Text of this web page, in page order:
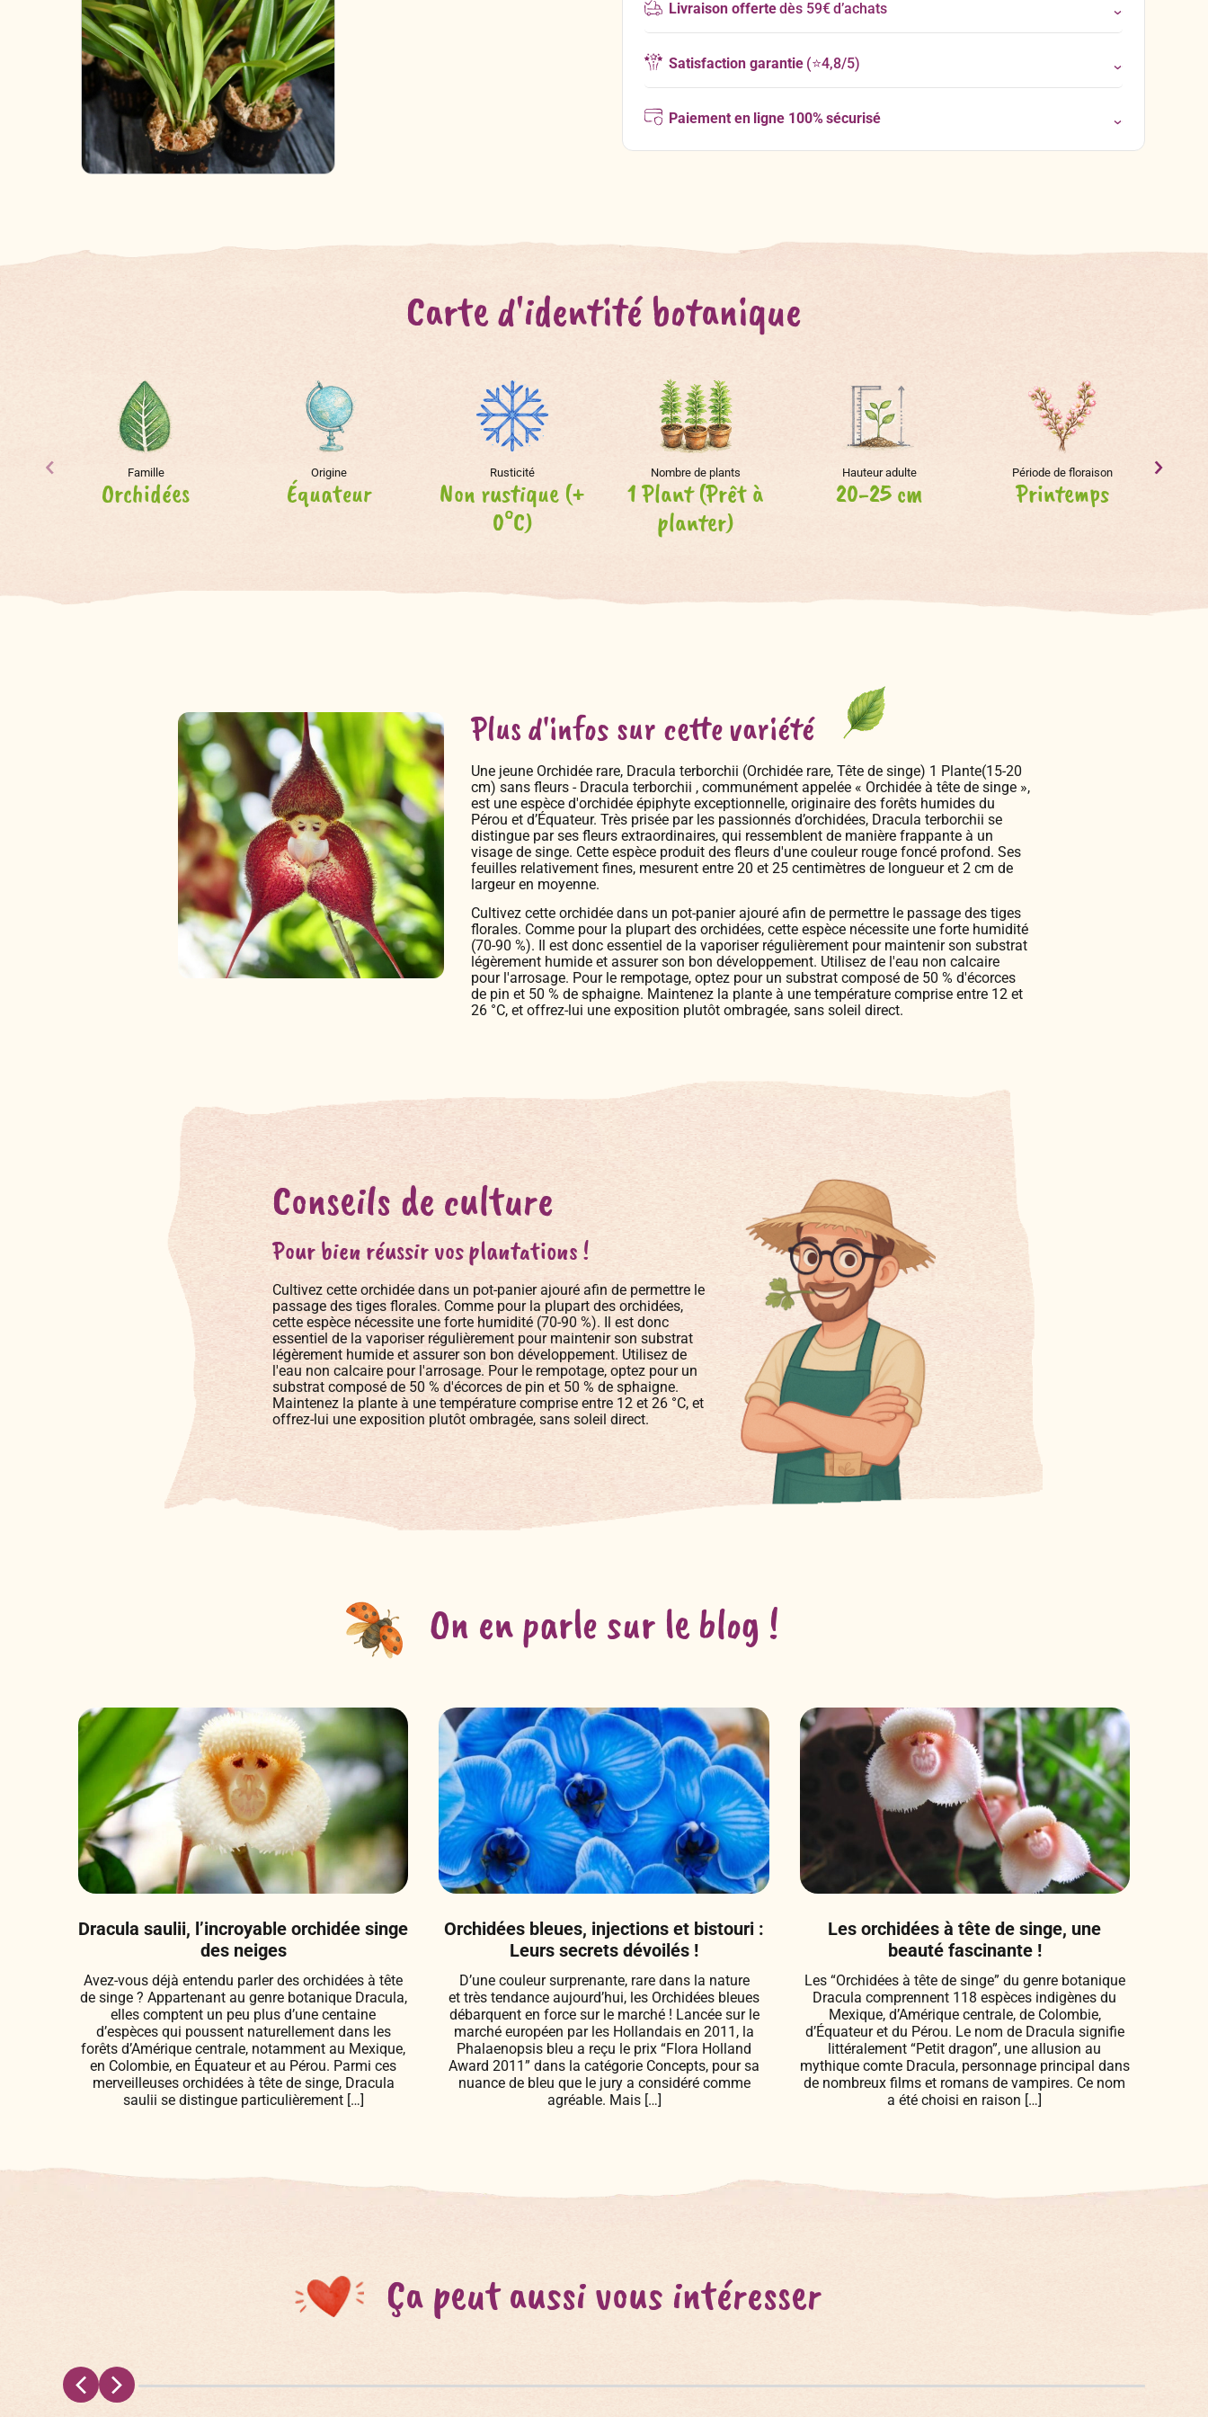
Livraison offertedès 59€ d’achats
Satisfaction garantie(⭐4,8/5)
Paiement en ligne 100% sécurisé
Carte d'identité botanique
Famille
Orchidées
Origine
Équateur
Rusticité
Non rustique (+
0°C)
Nombre de plants
1 Plant (Prêt à
planter)
Hauteur adulte
20-25 cm
Période de floraison
Printemps
Plus d'infos sur cette variété
Une jeune Orchidée rare, Dracula terborchii (Orchidée rare, Tête de singe) 1 Plante(15-20
cm) sans fleurs - Dracula terborchii , communément appelée « Orchidée à tête de singe »,
est une espèce d'orchidée épiphyte exceptionnelle, originaire des forêts humides du
Pérou et d’Équateur. Très prisée par les passionnés d’orchidées, Dracula terborchii se
distingue par ses fleurs extraordinaires, qui ressemblent de manière frappante à un
visage de singe. Cette espèce produit des fleurs d'une couleur rouge foncé profond. Ses
feuilles relativement fines, mesurent entre 20 et 25 centimètres de longueur et 2 cm de
largeur en moyenne.
Cultivez cette orchidée dans un pot-panier ajouré afin de permettre le passage des tiges
florales. Comme pour la plupart des orchidées, cette espèce nécessite une forte humidité
(70-90 %). Il est donc essentiel de la vaporiser régulièrement pour maintenir son substrat
légèrement humide et assurer son bon développement. Utilisez de l'eau non calcaire
pour l'arrosage. Pour le rempotage, optez pour un substrat composé de 50 % d'écorces
de pin et 50 % de sphaigne. Maintenez la plante à une température comprise entre 12 et
26 °C, et offrez-lui une exposition plutôt ombragée, sans soleil direct.
Conseils de culture
Pour bien réussir vos plantations !
Cultivez cette orchidée dans un pot-panier ajouré afin de permettre le
passage des tiges florales. Comme pour la plupart des orchidées,
cette espèce nécessite une forte humidité (70-90 %). Il est donc
essentiel de la vaporiser régulièrement pour maintenir son substrat
légèrement humide et assurer son bon développement. Utilisez de
l'eau non calcaire pour l'arrosage. Pour le rempotage, optez pour un
substrat composé de 50 % d'écorces de pin et 50 % de sphaigne.
Maintenez la plante à une température comprise entre 12 et 26 °C, et
offrez-lui une exposition plutôt ombragée, sans soleil direct.
On en parle sur le blog !
Dracula saulii, l’incroyable orchidée singe
des neiges
Avez-vous déjà entendu parler des orchidées à tête
de singe ? Appartenant au genre botanique Dracula,
elles comptent un peu plus d’une centaine
d’espèces qui poussent naturellement dans les
forêts d’Amérique centrale, notamment au Mexique,
en Colombie, en Équateur et au Pérou. Parmi ces
merveilleuses orchidées à tête de singe, Dracula
saulii se distingue particulièrement […]
Orchidées bleues, injections et bistouri :
Leurs secrets dévoilés !
D’une couleur surprenante, rare dans la nature
et très tendance aujourd’hui, les Orchidées bleues
débarquent en force sur le marché ! Lancée sur le
marché européen par les Hollandais en 2011, la
Phalaenopsis bleu a reçu le prix “Flora Holland
Award 2011” dans la catégorie Concepts, pour sa
nuance de bleu que le jury a considéré comme
agréable. Mais […]
Les orchidées à tête de singe, une
beauté fascinante !
Les “Orchidées à tête de singe” du genre botanique
Dracula comprennent 118 espèces indigènes du
Mexique, d’Amérique centrale, de Colombie,
d’Équateur et du Pérou. Le nom de Dracula signifie
littéralement “Petit dragon”, une allusion au
mythique comte Dracula, personnage principal dans
de nombreux films et romans de vampires. Ce nom
a été choisi en raison […]
Ça peut aussi vous intéresser